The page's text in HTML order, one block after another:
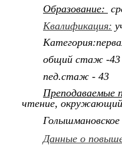
Образование:
Квалификация:
общий стаж -43
пед.стаж - 43
Преподаваемые
чтение, окружающий
Голышмановское
Данные о